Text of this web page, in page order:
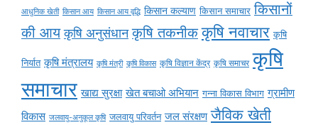
आधुनिक खेती किसान आय किसान आय वृद्धि किसान कल्याण किसान समाचार किसानों
की आय कृषि अनुसंधान कृषि तकनीक कृषि नवाचार कृषि
निर्यात कृषि मंत्रालय कृषि मंत्री कृषि विकास कृषि विज्ञान केंद्र कृषि समाचर कृषि
समाचार खाद्य सुरक्षा खेत बचाओ अभियान गन्ना विकास विभाग ग्रामीण
विकास जलवायु-अनुकूल कृषि जलवायु परिवर्तन जल संरक्षण जैविक खेती